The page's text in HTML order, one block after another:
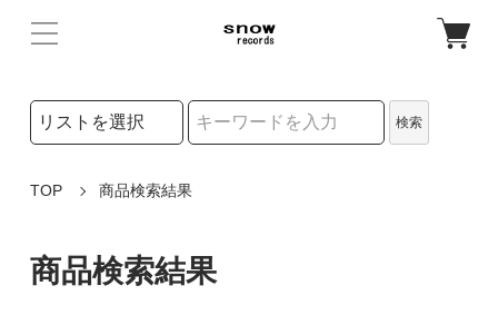
検索リストの選択
検索
TOP 商品検索結果
商品検索結果